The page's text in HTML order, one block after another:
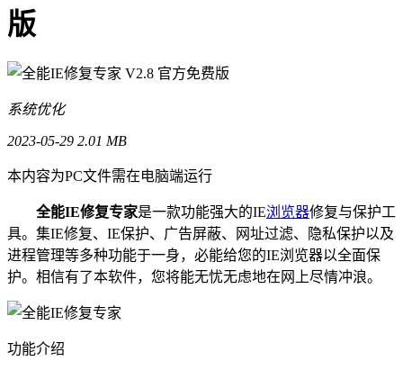
版
系统优化
2023-05-29 2.01 MB
本内容为PC文件需在电脑端运行
全能IE修复专家是一款功能强大的IE浏览器修复与保护工
具。集IE修复、IE保护、广告屏蔽、网址过滤、隐私保护以及
进程管理等多种功能于一身，必能给您的IE浏览器以全面保
护。相信有了本软件，您将能无忧无虑地在网上尽情冲浪。
功能介绍